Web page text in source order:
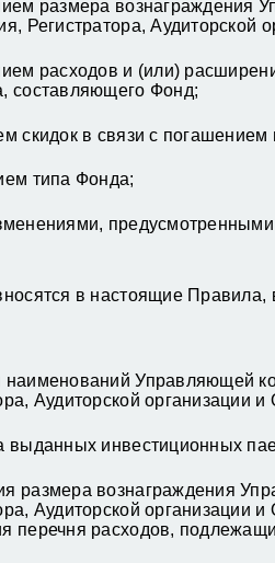
размера вознаграждения
Регистратора, Аудиторской
расходов и (или)
составляющего Фонд;
скидок в связи с
типа Фонда;
в настоящие Правила,
наименований Управляющей
Аудиторской организации
выданных инвестиционных
размера вознаграждения
Аудиторской
перечня расходов,